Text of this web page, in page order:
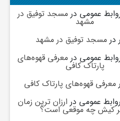
عمومی درمسجد توفیق در
مشهد
در مسجد توفیق در مشهد
عمومی درمعرفی قهوه‌های
پارتاک کافی
معرفی قهوه‌های پارتاک کافی
عمومی در ارزان ترین زمان
کیش چه موقعی است؟